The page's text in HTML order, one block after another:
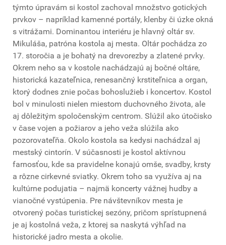
týmto úpravám si kostol zachoval množstvo gotických
prvkov – napríklad kamenné portály, klenby či úzke okná
s vitrážami. Dominantou interiéru je hlavný oltár sv.
Mikuláša, patróna kostola aj mesta. Oltár pochádza zo
17. storočia a je bohatý na drevorezby a zlatené prvky.
Okrem neho sa v kostole nachádzajú aj bočné oltáre,
historická kazateľnica, renesančný krstiteľnica a organ,
ktorý dodnes znie počas bohoslužieb i koncertov. Kostol
bol v minulosti nielen miestom duchovného života, ale
aj dôležitým spoločenským centrom. Slúžil ako útočisko
v čase vojen a požiarov a jeho veža slúžila ako
pozorovateľňa. Okolo kostola sa kedysi nachádzal aj
mestský cintorín. V súčasnosti je kostol aktívnou
farnosťou, kde sa pravidelne konajú omše, svadby, krsty
a rôzne cirkevné sviatky. Okrem toho sa využíva aj na
kultúrne podujatia – najmä koncerty vážnej hudby a
vianočné vystúpenia. Pre návštevníkov mesta je
otvorený počas turistickej sezóny, pričom sprístupnená
je aj kostolná veža, z ktorej sa naskytá výhľad na
historické jadro mesta a okolie.